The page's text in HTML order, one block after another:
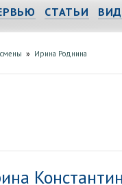
СТАТЬИ
» Ирина Роднина